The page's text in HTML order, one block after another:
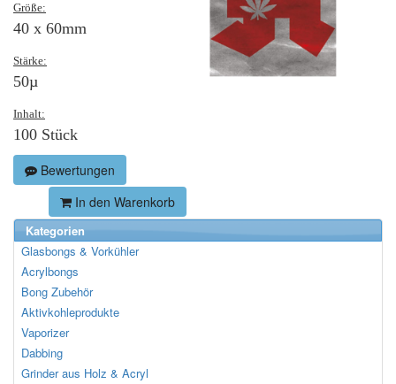
Größe:
40 x 60mm
Stärke:
50µ
Inhalt:
100 Stück
Bewertungen
In den Warenkorb
Kategorien
Glasbongs & Vorkühler
Acrylbongs
Bong Zubehör
Aktivkohleprodukte
Vaporizer
Dabbing
Grinder aus Holz & Acryl